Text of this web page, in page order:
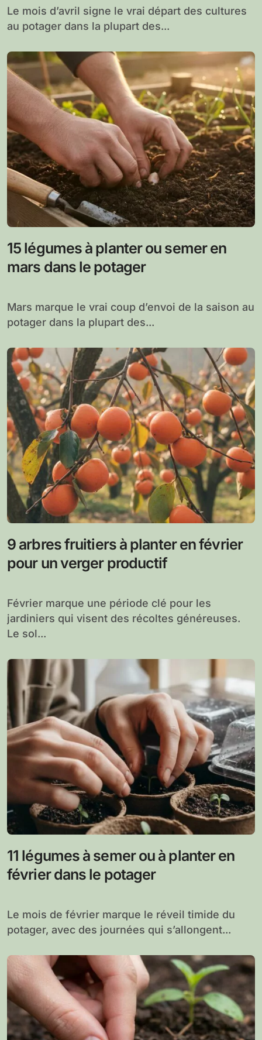
Le mois d’avril signe le vrai départ des cultures
au potager dans la plupart des...
15 légumes à planter ou semer en
mars dans le potager
Mars marque le vrai coup d’envoi de la saison au
potager dans la plupart des...
9 arbres fruitiers à planter en février
pour un verger productif
Février marque une période clé pour les
jardiniers qui visent des récoltes généreuses.
Le sol...
11 légumes à semer ou à planter en
février dans le potager
Le mois de février marque le réveil timide du
potager, avec des journées qui s’allongent...